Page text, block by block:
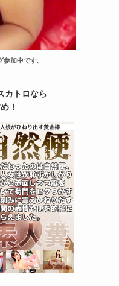
加中です。
カトロなら
！